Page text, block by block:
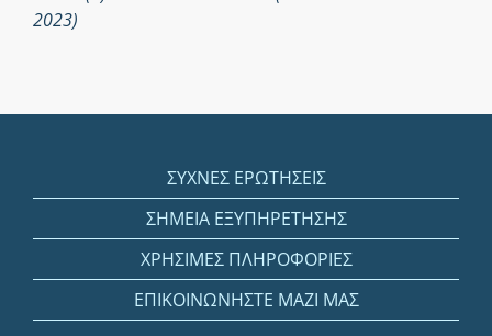
2023)
ΣΥΧΝΕΣ ΕΡΩΤΗΣΕΙΣ
ΣΗΜΕΙΑ ΕΞΥΠΗΡΕΤΗΣΗΣ
ΧΡΗΣΙΜΕΣ ΠΛΗΡΟΦΟΡΙΕΣ
ΕΠΙΚΟΙΝΩΝΗΣΤΕ ΜΑΖΙ ΜΑΣ